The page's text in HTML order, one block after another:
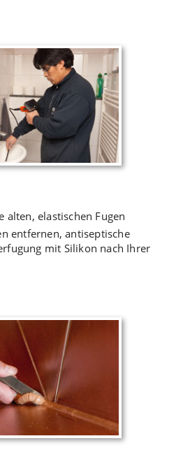
alten, elastischen Fugen
entfernen, antiseptische
mit Silikon nach Ihrer